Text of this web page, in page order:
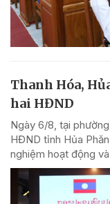
Thanh Hóa,
hai HĐND
Ngày 6/8, tại
HĐND tỉnh Hủa
nghiệm hoạt động